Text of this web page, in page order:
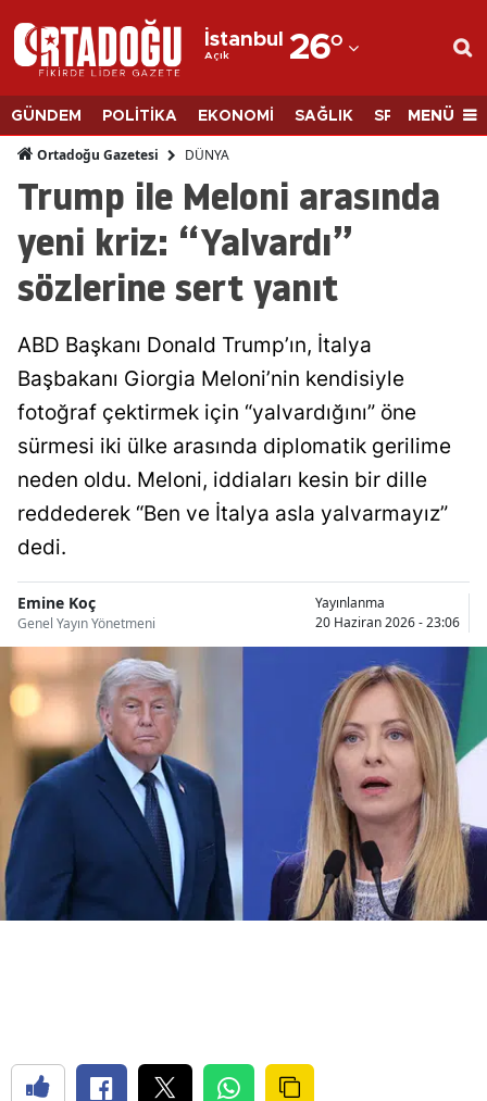
İstanbul
Açık 26°
Adana
Adıyaman
Afyonkarahisar
Ağrı
Amasya
Ankara
Antalya
Artvin
Aydın
Balıkesir
Bilecik
Bolu
Çorum
Denizli
Erzincan
GÜNDEM POLİTİKA EKONOMİ SAĞLIK SPORMENÜ
Ortadoğu Gazetesi DÜNYA
Trump ile Meloni arasında
yeni kriz: “Yalvardı”
sözlerine sert yanıt
ABD Başkanı Donald Trump’ın, İtalya
Başbakanı Giorgia Meloni’nin kendisiyle
fotoğraf çektirmek için “yalvardığını” öne
sürmesi iki ülke arasında diplomatik gerilime
neden oldu. Meloni, iddiaları kesin bir dille
reddederek “Ben ve İtalya asla yalvarmayız”
dedi.
Emine Koç
Genel Yayın Yönetmeni
Yayınlanma
20 Haziran 2026 - 23:06